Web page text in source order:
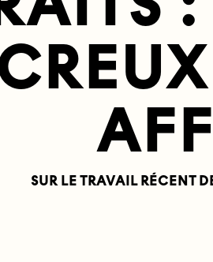
SUR LE TRAVAIL RÉCENT